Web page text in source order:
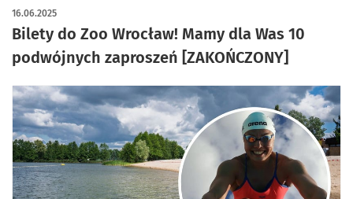
Bilety do Zoo Wrocław! Mamy dla Was 10
podwójnych zaproszeń [ZAKOŃCZONY]
16.06.2025